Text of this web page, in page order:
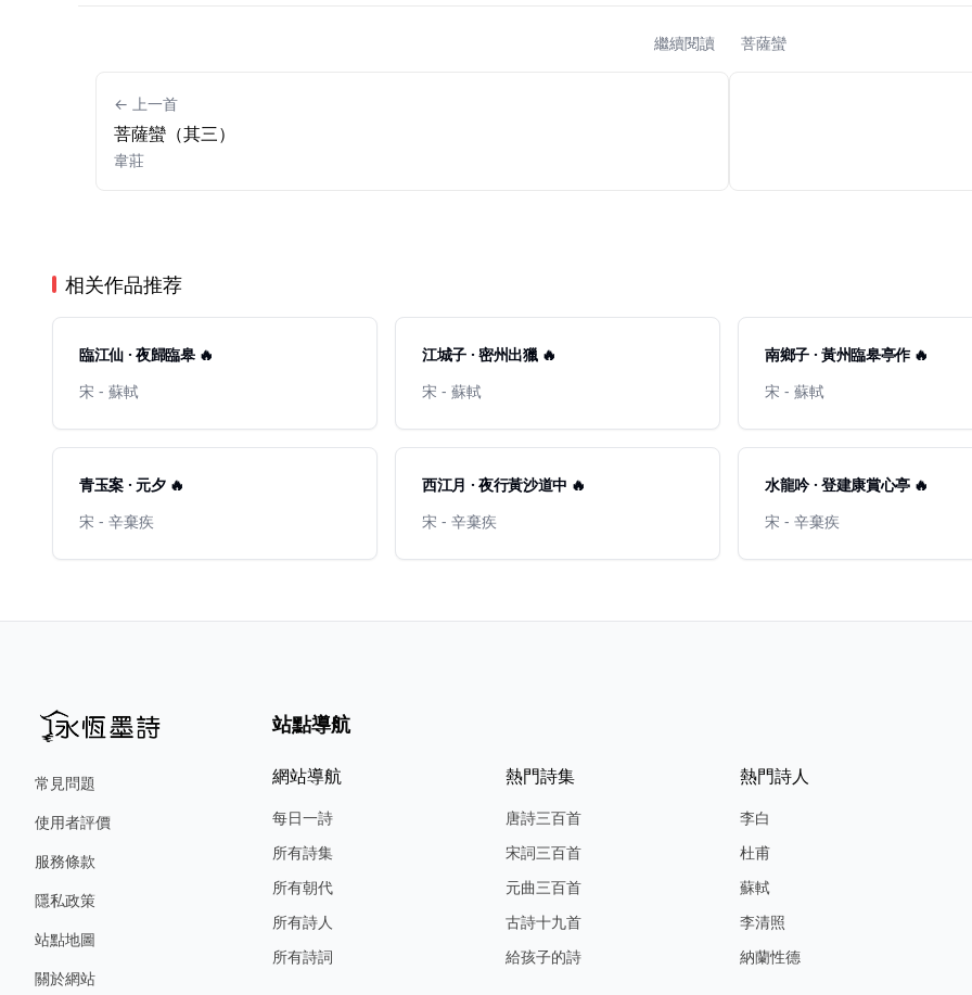
繼續閱讀 菩薩蠻
← 上一首
菩薩蠻（其三）
韋莊
相关作品推荐
臨江仙 · 夜歸臨皋 🔥
宋 - 蘇軾
江城子 · 密州出獵 🔥
宋 - 蘇軾
南鄉子 · 黃州臨皋亭作 🔥
宋 - 蘇軾
青玉案 · 元夕 🔥
宋 - 辛棄疾
西江月 · 夜行黃沙道中 🔥
宋 - 辛棄疾
水龍吟 · 登建康賞心亭 🔥
宋 - 辛棄疾
常見問題
使用者評價
服務條款
隱私政策
站點地圖
關於網站
站點導航
網站導航
每日一詩
所有詩集
所有朝代
所有詩人
所有詩詞
熱門詩集
唐詩三百首
宋詞三百首
元曲三百首
古詩十九首
給孩子的詩
熱門詩人
李白
杜甫
蘇軾
李清照
納蘭性德